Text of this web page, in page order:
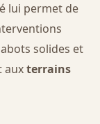
lui permet de
solides et
auxterrains